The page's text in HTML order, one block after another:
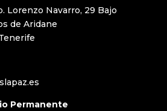
Lorenzo Navarro, 29 Bajo
de Aridane
Permanente